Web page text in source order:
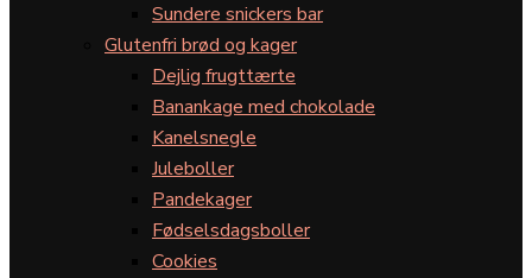
Sundere snickers bar
Glutenfri brød og kager
Dejlig frugttærte
Banankage med chokolade
Kanelsnegle
Juleboller
Pandekager
Fødselsdagsboller
Cookies